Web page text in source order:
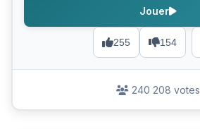
255 154
Jouer
240 208 votes